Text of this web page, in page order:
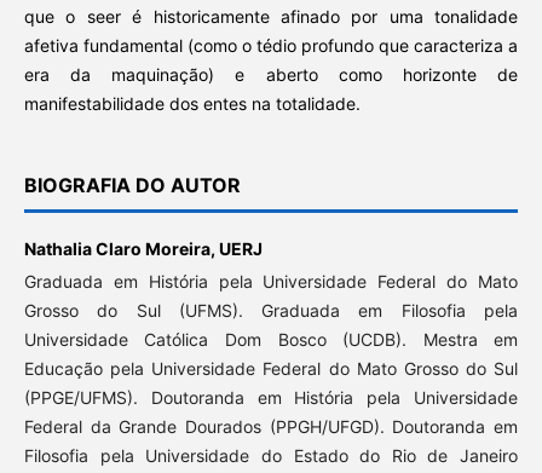
que o seer é historicamente afinado por uma tonalidade
afetiva fundamental (como o tédio profundo que caracteriza a
era da maquinação) e aberto como horizonte de
manifestabilidade dos entes na totalidade.
BIOGRAFIA DO AUTOR
Nathalia Claro Moreira, UERJ
Graduada em História pela Universidade Federal do Mato
Grosso do Sul (UFMS). Graduada em Filosofia pela
Universidade Católica Dom Bosco (UCDB). Mestra em
Educação pela Universidade Federal do Mato Grosso do Sul
(PPGE/UFMS). Doutoranda em História pela Universidade
Federal da Grande Dourados (PPGH/UFGD). Doutoranda em
Filosofia pela Universidade do Estado do Rio de Janeiro